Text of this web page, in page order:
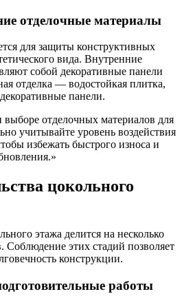
отделочные материалы
для защиты конструктивных
вида. Внутренние
собой декоративные панели
отделка — водостойкая плитка,
панели.
отделочных материалов для
учитывайте уровень воздействия
избежать быстрого износа и
цокольного
этажа делится на несколько
Соблюдение этих стадий позволяет
конструкции.
работы